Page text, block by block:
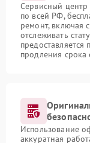
Сервисный центр
по всей РФ,
ремонт, включая
отслеживать
продления срока
Использование
аккуратная